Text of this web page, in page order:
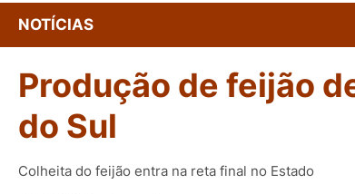
Conversor Colunistas Eventos
Fotos
e
Vídeos
NOTÍCIAS
Produção de feijão
do Sul
Colheita do feijão entra na reta final no Estado